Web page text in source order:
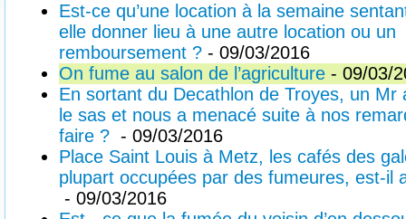
Est-ce qu’une location à la semaine
elle donner lieu à une autre location ou un
remboursement ? - 09/03/2016
On fume au salon de l’agriculture - 09/03/
En sortant du Decathlon de Troyes, un Mr
le sas et nous a menacé suite à nos
faire ? - 09/03/2016
Place Saint Louis à Metz, les cafés des
plupart occupées par des fumeures, est-il
- 09/03/2016